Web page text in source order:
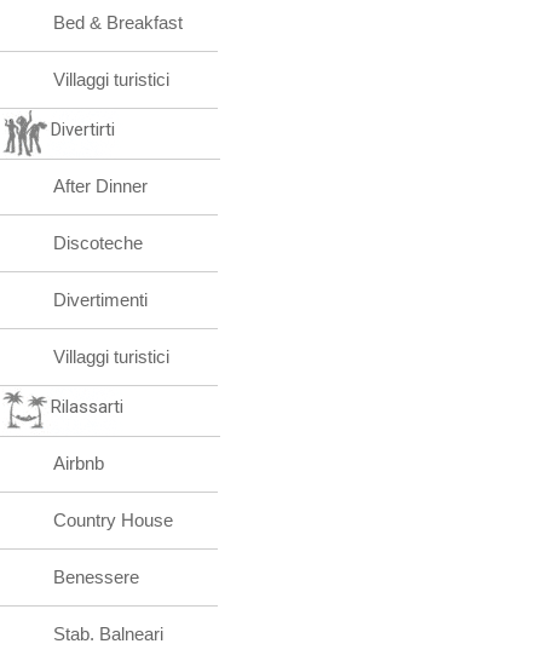
Bed & Breakfast
Villaggi turistici
Divertirti
After Dinner
Discoteche
Divertimenti
Villaggi turistici
Rilassarti
Airbnb
Country House
Benessere
Stab. Balneari